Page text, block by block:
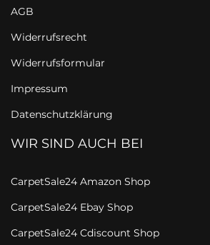
AGB
Widerrufsrecht
Widerrufsformular
Impressum
Datenschutzklärung
WIR SIND AUCH BEI
CarpetSale24 Amazon Shop
CarpetSale24 Ebay Shop
CarpetSale24 Cdiscount Shop